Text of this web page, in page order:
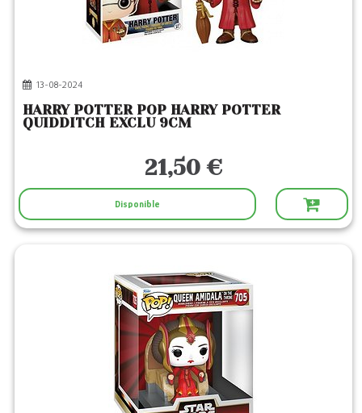
13-08-2024
HARRY POTTER POP HARRY POTTER
QUIDDITCH EXCLU 9CM
21,50 €
Disponible